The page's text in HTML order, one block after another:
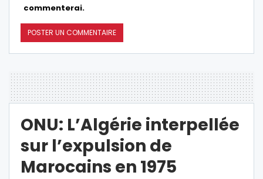
commenterai.
ONU: L’Algérie interpellée
sur l’expulsion de
Marocains en 1975